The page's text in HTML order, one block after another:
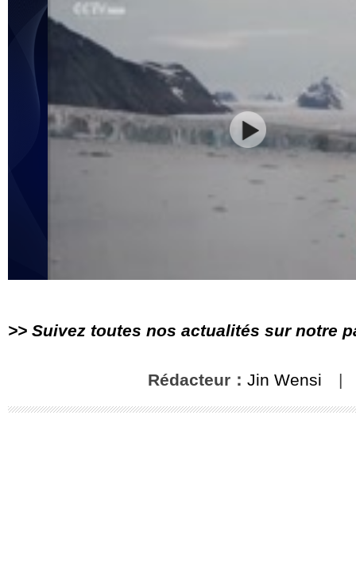
>> Suivez toutes nos actualités sur notre
Rédacteur： Jin Wensi